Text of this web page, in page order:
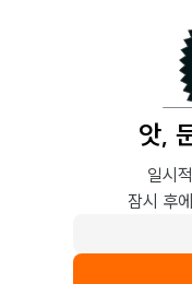
앗,
일시
잠시 후